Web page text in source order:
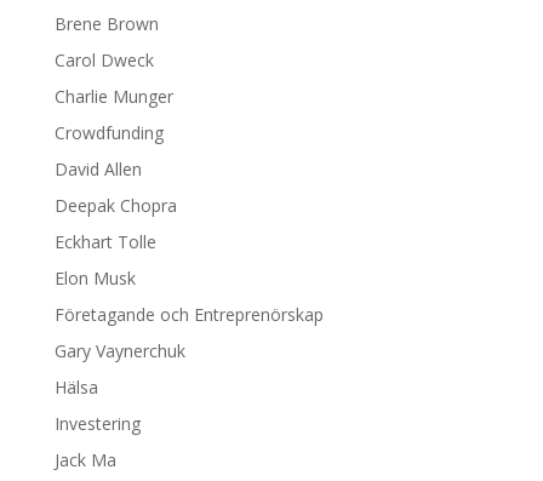
Brene Brown
Carol Dweck
Charlie Munger
Crowdfunding
David Allen
Deepak Chopra
Eckhart Tolle
Elon Musk
Företagande och Entreprenörskap
Gary Vaynerchuk
Hälsa
Investering
Jack Ma